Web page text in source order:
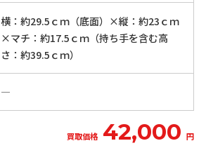
横：約29.5ｃｍ（底面）×縦：約23ｃｍ
×マチ：約17.5ｃｍ（持ち手を含む高
さ：約39.5ｃｍ）
―
買取価格 42,000 円